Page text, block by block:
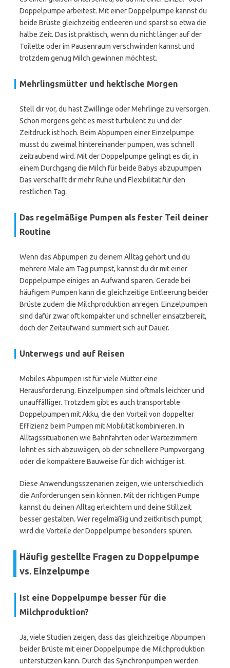
Doppelpumpe arbeitest. Mit einer Doppelpumpe kannst du
beide Brüste gleichzeitig entleeren und sparst so etwa die
halbe Zeit. Das ist praktisch, wenn du nicht länger auf der
Toilette oder im Pausenraum verschwinden kannst und
trotzdem genug Milch gewinnen möchtest.
Mehrlingsmütter und hektische Morgen
Stell dir vor, du hast Zwillinge oder Mehrlinge zu versorgen.
Schon morgens geht es meist turbulent zu und der
Zeitdruck ist hoch. Beim Abpumpen einer Einzelpumpe
musst du zweimal hintereinander pumpen, was schnell
zeitraubend wird. Mit der Doppelpumpe gelingt es dir, in
einem Durchgang die Milch für beide Babys abzupumpen.
Das verschafft dir mehr Ruhe und Flexibilität für den
restlichen Tag.
Das regelmäßige Pumpen als fester Teil deiner
Routine
Wenn das Abpumpen zu deinem Alltag gehört und du
mehrere Male am Tag pumpst, kannst du dir mit einer
Doppelpumpe einiges an Aufwand sparen. Gerade bei
häufigem Pumpen kann die gleichzeitige Entleerung beider
Brüste zudem die Milchproduktion anregen. Einzelpumpen
sind dafür zwar oft kompakter und schneller einsatzbereit,
doch der Zeitaufwand summiert sich auf Dauer.
Unterwegs und auf Reisen
Mobiles Abpumpen ist für viele Mütter eine
Herausforderung. Einzelpumpen sind oftmals leichter und
unauffälliger. Trotzdem gibt es auch transportable
Doppelpumpen mit Akku, die den Vorteil von doppelter
Effizienz beim Pumpen mit Mobilität kombinieren. In
Alltagssituationen wie Bahnfahrten oder Wartezimmern
lohnt es sich abzuwägen, ob der schnellere Pumpvorgang
oder die kompaktere Bauweise für dich wichtiger ist.
Diese Anwendungsszenarien zeigen, wie unterschiedlich
die Anforderungen sein können. Mit der richtigen Pumpe
kannst du deinen Alltag erleichtern und deine Stillzeit
besser gestalten. Wer regelmäßig und zeitkritisch pumpt,
wird die Vorteile der Doppelpumpe besonders spüren.
Häufig gestellte Fragen zu Doppelpumpe
vs. Einzelpumpe
Ist eine Doppelpumpe besser für die
Milchproduktion?
Ja, viele Studien zeigen, dass das gleichzeitige Abpumpen
beider Brüste mit einer Doppelpumpe die Milchproduktion
unterstützen kann. Durch das Synchronpumpen werden